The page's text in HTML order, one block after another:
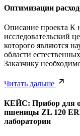
Оптимизации
Описание проекта К
исследовательский
которого являются
области
Заказчику
Читать дальше
КЕЙС: Прибор для
пшеницы ZL 120
лаборатории